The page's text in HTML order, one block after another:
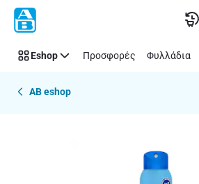
Παράλειψη
Eshop Προσφορές Φυλλάδια
AB eshop